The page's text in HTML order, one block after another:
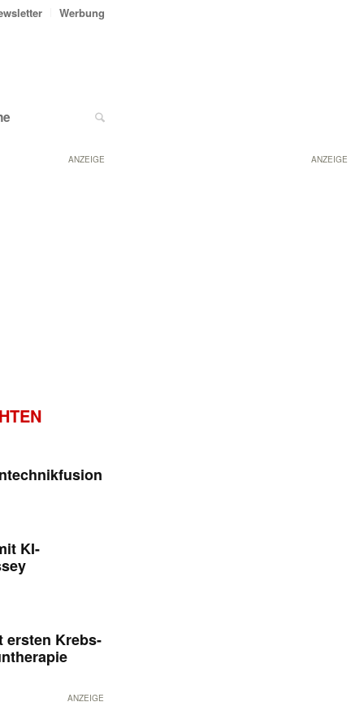
ANZEIGE
Werbung
ANZEIGE
KI-
ersten Krebs-
ANZEIGE